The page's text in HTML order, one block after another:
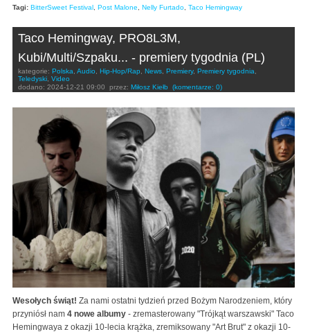
Tagi: BitterSweet Festival Post Malone Nelly Furtado Taco Hemingway
Taco Hemingway, PRO8L3M,
Kubi/Multi/Szpaku... - premiery tygodnia (PL)
kategorie: Polska Audio Hip-Hop/Rap News Premiery, Premiery tygodnia
Teledyski Video
dodano: 2024-12-21 09:00 przez: Miłosz Kiełb (komentarze: 0)
Wesołych świąt! Za nami ostatni tydzień przed Bożym Narodzeniem, który
przyniósł nam 4 nowe albumy - zremasterowany "Trójkąt warszawski" Taco
Hemingwaya z okazji 10-lecia krążka, zremiksowany "Art Brut" z okazji 10-